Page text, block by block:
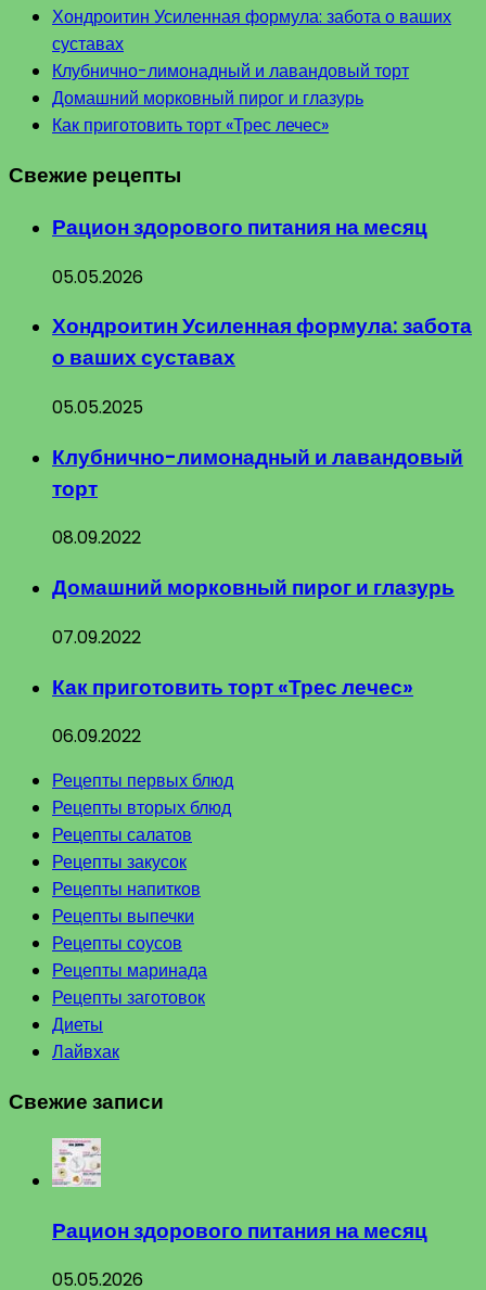
Хондроитин Усиленная формула: забота о ваших
суставах
Клубнично-лимонадный и лавандовый торт
Домашний морковный пирог и глазурь
Как приготовить торт «Трес лечес»
Свежие рецепты
Рацион здорового питания на месяц
05.05.2026
Хондроитин Усиленная формула: забота
о ваших суставах
05.05.2025
Клубнично-лимонадный и лавандовый
торт
08.09.2022
Домашний морковный пирог и глазурь
07.09.2022
Как приготовить торт «Трес лечес»
06.09.2022
Рецепты первых блюд
Рецепты вторых блюд
Рецепты салатов
Рецепты закусок
Рецепты напитков
Рецепты выпечки
Рецепты соусов
Рецепты маринада
Рецепты заготовок
Диеты
Лайвхак
Свежие записи
Рацион здорового питания на месяц
05.05.2026